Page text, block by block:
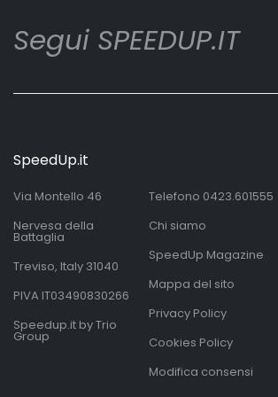
Segui SPEEDUP.IT
SpeedUp.it
Via Montello 46
Nervesa della
Battaglia
Treviso, Italy 31040
PIVA IT03490830266
Speedup.it by Trio
Group
Telefono 0423.601555
Chi siamo
SpeedUp Magazine
Mappa del sito
Privacy Policy
Cookies Policy
Modifica consensi